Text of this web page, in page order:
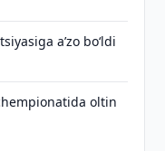
aʼzo bo‘ldi
oltin